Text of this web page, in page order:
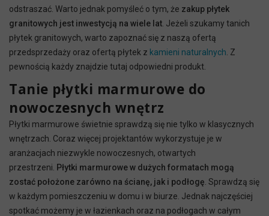
odstraszać. Warto jednak pomyśleć o tym, że zakup płytek
granitowych jest inwestycją na wiele lat . Jeżeli szukamy tanich
płytek granitowych, warto zapoznać się z naszą ofertą
przedsprzedaży oraz ofertą płytek z kamieni naturalnych . Z
pewnością każdy znajdzie tutaj odpowiedni produkt.
Tanie płytki marmurowe do
nowoczesnych wnętrz
Płytki marmurowe świetnie sprawdzą się nie tylko w klasycznych
wnętrzach. Coraz więcej projektantów wykorzystuje je w
aranżacjach niezwykle nowoczesnych, otwartych
przestrzeni. Płytki marmurowe w dużych formatach mogą
zostać położone zarówno na ścianę, jak i podłogę . Sprawdzą się
w każdym pomieszczeniu w domu i w biurze. Jednak najczęściej
spotkać możemy je w łazienkach oraz na podłogach w całym